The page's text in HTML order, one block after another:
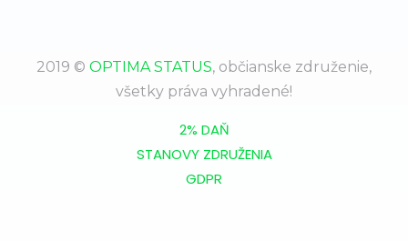
2019 © OPTIMA STATUS, občianske združenie,
všetky práva vyhradené!
2% DAŇ
STANOVY ZDRUŽENIA
GDPR